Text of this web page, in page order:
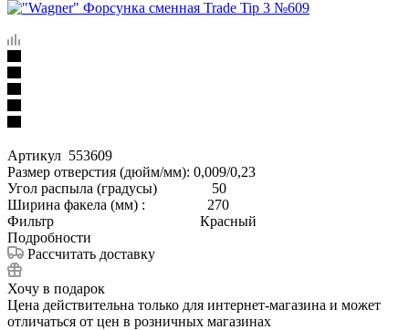
Артикул 553609
Размер отверстия (дюйм/мм): 0,009/0,23
Угол распыла (градусы) 50
Ширина факела (мм) : 270
Фильтр Красный
Подробности
Рассчитать доставку
Хочу в подарок
Цена действительна только для интернет-магазина и может
отличаться от цен в розничных магазинах